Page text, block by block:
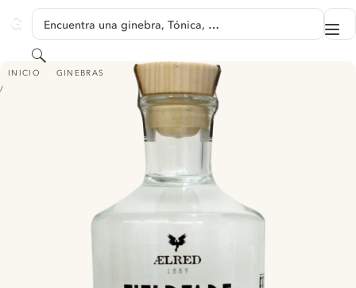
GINVENTORY
Encuentra una ginebra, Tónica, …
Buscar
INICIO GINEBRAS
FIELDFARE DRY GIN ÆLRED